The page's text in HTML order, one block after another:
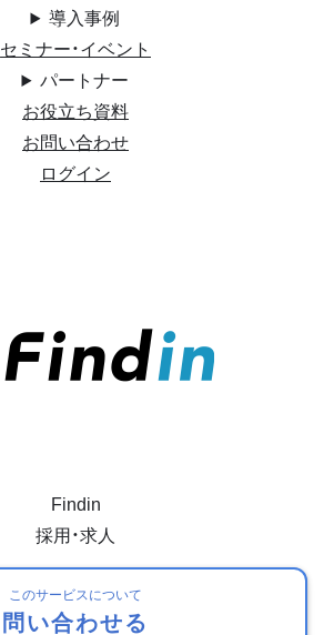
導入事例
セミナー・イベント
パートナー
お役立ち資料
お問い合わせ
ログイン
Findin
採用・求人
このサービスについて
問い合わせる